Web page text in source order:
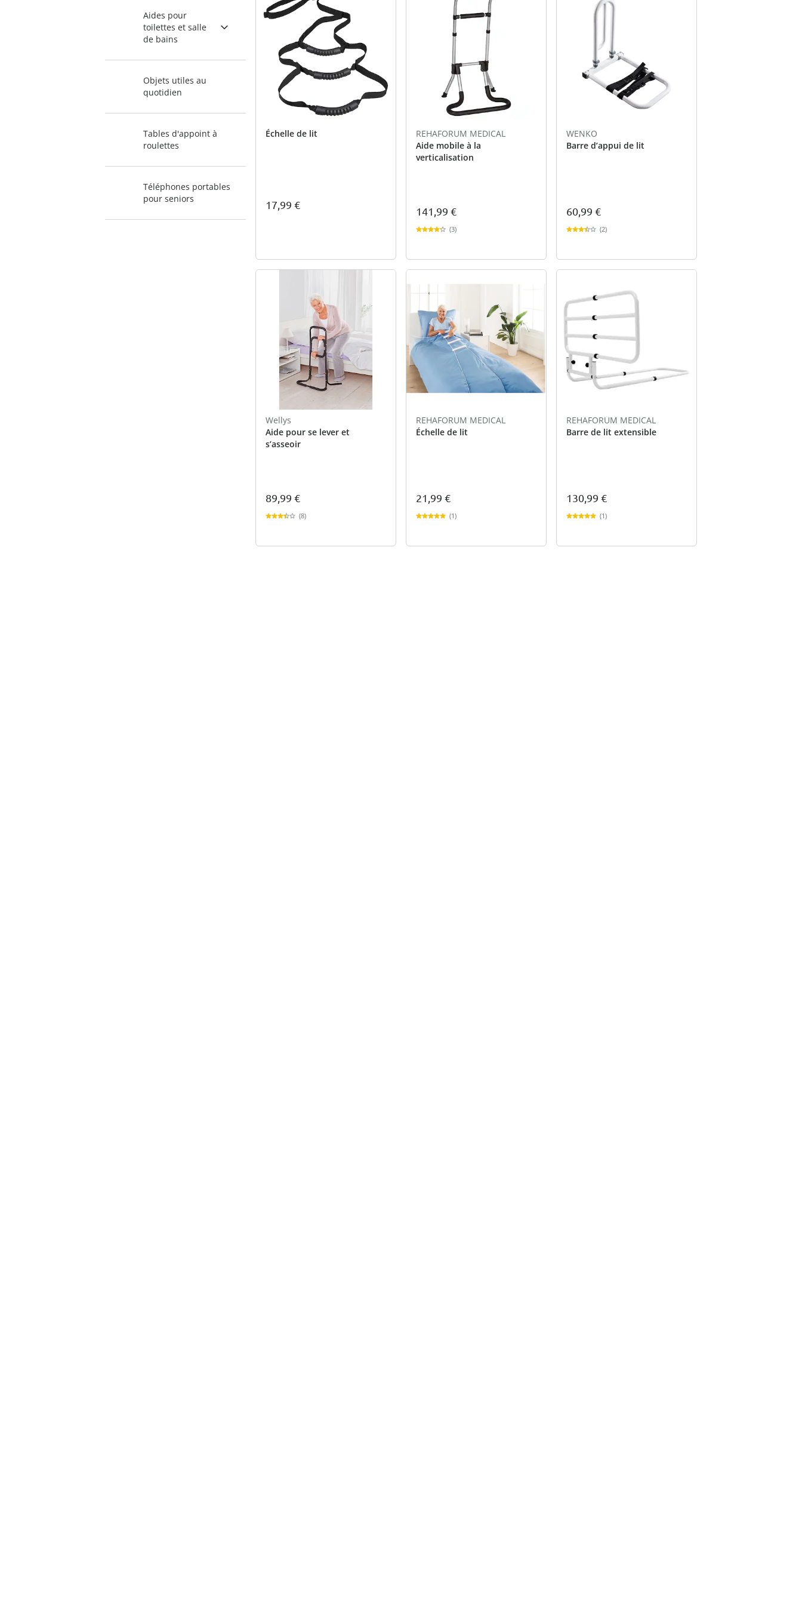
Aides pour
toilettes et salle
de bains
Objets utiles au
quotidien
Tables d'appoint à
roulettes
Téléphones portables
pour seniors
Échelle de lit
17,99 €
REHAFORUM MEDICAL
Aide mobile à la
verticalisation
141,99 €
(3)
WENKO
Barre d’appui de lit
60,99 €
(2)
Wellys
Aide pour se lever et
s’asseoir
89,99 €
(8)
REHAFORUM MEDICAL
Échelle de lit
21,99 €
(1)
REHAFORUM MEDICAL
Barre de lit extensible
130,99 €
(1)